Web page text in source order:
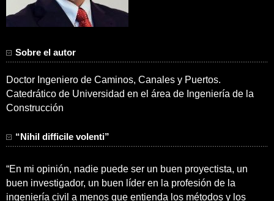
Sobre el autor
Doctor Ingeniero de Caminos, Canales y Puertos.
Catedrático de Universidad en el área de Ingeniería de la
Construcción
“Nihil difficile volenti”
“En mi opinión, nadie puede ser un buen proyectista, un
buen investigador, un buen líder en la profesión de la
ingeniería civil a menos que entienda los métodos y los